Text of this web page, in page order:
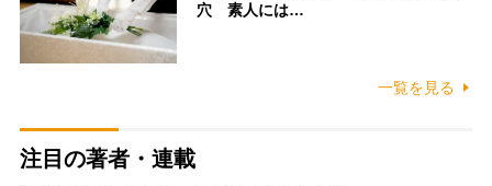
穴 素人には…
一覧を見る
注目の著者・連載